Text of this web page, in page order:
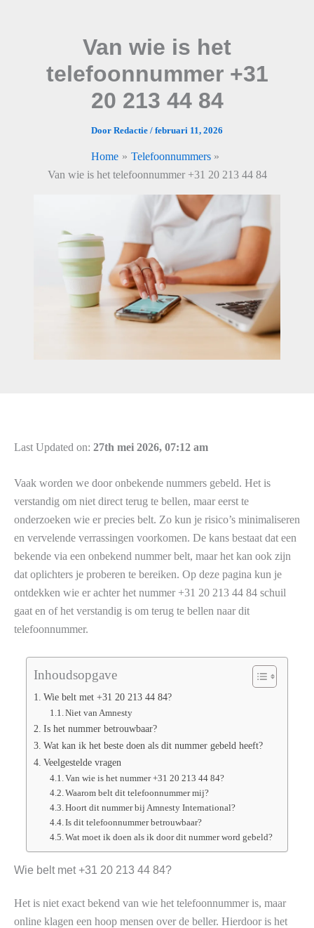
Van wie is het
telefoonnummer +31
20 213 44 84
Door Redactie / februari 11, 2026
Home
Telefoonnummers
Van wie is het telefoonnummer +31 20 213 44 84
Last Updated on: 27th mei 2026, 07:12 am
Vaak worden we door onbekende nummers gebeld. Het is
verstandig om niet direct terug te bellen, maar eerst te
onderzoeken wie er precies belt. Zo kun je risico’s minimaliseren
en vervelende verrassingen voorkomen. De kans bestaat dat een
bekende via een onbekend nummer belt, maar het kan ook zijn
dat oplichters je proberen te bereiken. Op deze pagina kun je
ontdekken wie er achter het nummer +31 20 213 44 84 schuil
gaat en of het verstandig is om terug te bellen naar dit
telefoonnummer.
Inhoudsopgave
Wie belt met +31 20 213 44 84?
Niet van Amnesty
Is het nummer betrouwbaar?
Wat kan ik het beste doen als dit nummer gebeld heeft?
Veelgestelde vragen
Van wie is het nummer +31 20 213 44 84?
Waarom belt dit telefoonnummer mij?
Hoort dit nummer bij Amnesty International?
Is dit telefoonnummer betrouwbaar?
Wat moet ik doen als ik door dit nummer word gebeld?
Wie belt met +31 20 213 44 84?
Het is niet exact bekend van wie het telefoonnummer is, maar
online klagen een hoop mensen over de beller. Hierdoor is het